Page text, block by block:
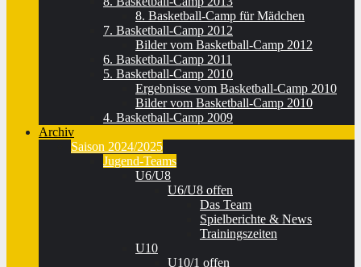
8. Basketball-Camp für Mädchen
7. Basketball-Camp 2012
Bilder vom Basketball-Camp 2012
6. Basketball-Camp 2011
5. Basketball-Camp 2010
Ergebnisse vom Basketball-Camp 2010
Bilder vom Basketball-Camp 2010
4. Basketball-Camp 2009
Archiv
Saison 2024/2025
Jugend-Teams
U6/U8
U6/U8 offen
Das Team
Spielberichte & News
Trainingszeiten
U10
U10/1 offen